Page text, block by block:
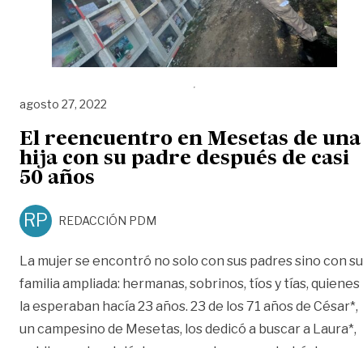
agosto 27, 2022
El reencuentro en Mesetas de una
hija con su padre después de casi
50 años
RP REDACCIÓN PDM
La mujer se encontró no solo con sus padres sino con su
familia ampliada: hermanas, sobrinos, tíos y tías, quienes
la esperaban hacía 23 años. 23 de los 71 años de César*,
un campesino de Mesetas, los dedicó a buscar a Laura*,